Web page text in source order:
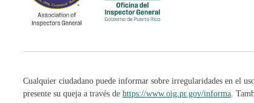
Cualquier ciudadano puede informar sobre irregularidades en el
presente su queja a través de https://www.oig.pr.gov/informa.